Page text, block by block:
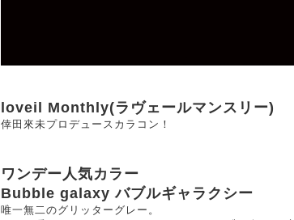
loveil Monthly(ラヴェールマンスリー)
倖田來未プロデュースカラコン！
ワンデー人気カラー
Bubble galaxy バブルギャラクシー
唯一無二のグリッターグレー。